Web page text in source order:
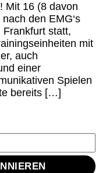
Mit 16 (8 davon
den EMG‘s
Frankfurt statt,
mit
auch
einer
Spielen
bereits […]